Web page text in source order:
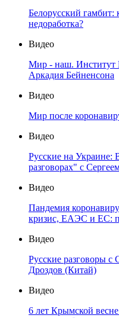
Белорусский гамбит:
недоработка?
Видео
Мир - наш. Институт
Аркадия Бейненсона
Видео
Мир после
Видео
Русские на Украине:
разговорах" с
Видео
Пандемия
кризис, ЕАЭС и ЕС:
Видео
Русские разговоры
Дроздов (Китай)
Видео
6 лет Крымской